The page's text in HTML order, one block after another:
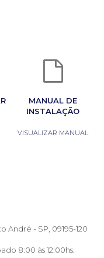
MANUAL DE
INSTALAÇÃO
VISUALIZAR MANUAL
André - SP, 09195-120
8:00 às 12:00hs.